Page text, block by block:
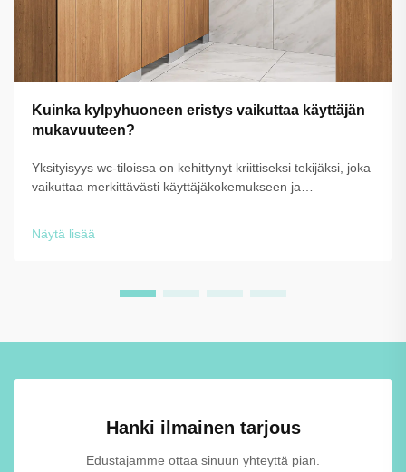
Kuinka kylpyhuoneen eristys vaikuttaa käyttäjän
mukavuuteen?
Yksityisyys wc-tiloissa on kehittynyt kriittiseksi tekijäksi, joka
vaikuttaa merkittävästi käyttäjäkokemukseen ja
rakenne vaikuttavat suoraan...
Näytä lisää
Hanki ilmainen tarjous
Edustajamme ottaa sinuun yhteyttä pian.